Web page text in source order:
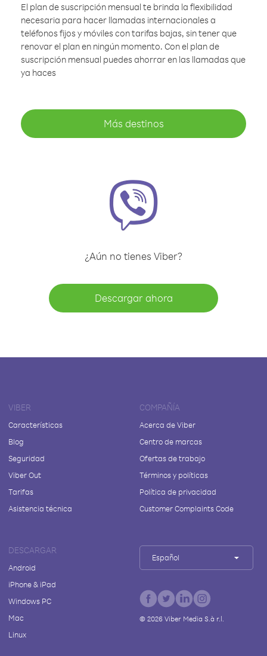
El plan de suscripción mensual te brinda la flexibilidad
necesaria para hacer llamadas internacionales a
teléfonos fijos y móviles con tarifas bajas, sin tener que
renovar el plan en ningún momento. Con el plan de
suscripción mensual puedes ahorrar en las llamadas que
ya haces
Más destinos
¿Aún no tienes Viber?
Descargar ahora
VIBER
Características
Blog
Seguridad
Viber Out
Tarifas
Asistencia técnica
COMPAÑÍA
Acerca de Viber
Centro de marcas
Ofertas de trabajo
Términos y políticas
Política de privacidad
Customer Complaints Code
DESCARGAR
Android
iPhone & iPad
Windows PC
Mac
Linux
Español
© 2026Viber Media S.à r.l.